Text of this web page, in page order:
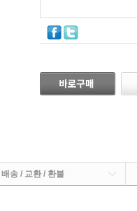
배송 / 교환 / 환불